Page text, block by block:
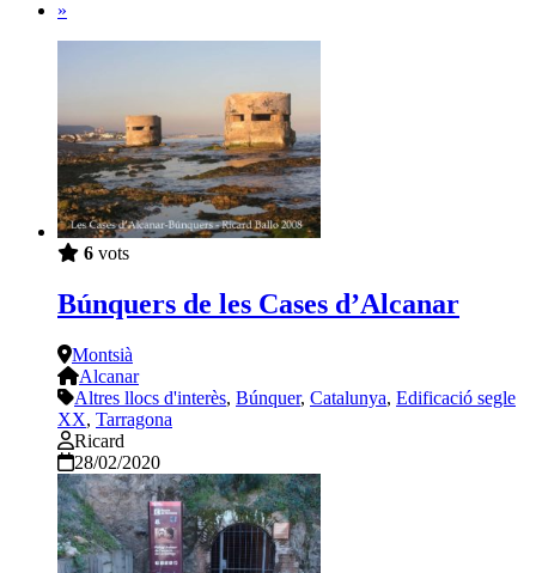
»
6 vots
Búnquers de les Cases d’Alcanar
Montsià
Alcanar
Altres llocs d'interès, Búnquer, Catalunya, Edificació segle
XX, Tarragona
Ricard
28/02/2020